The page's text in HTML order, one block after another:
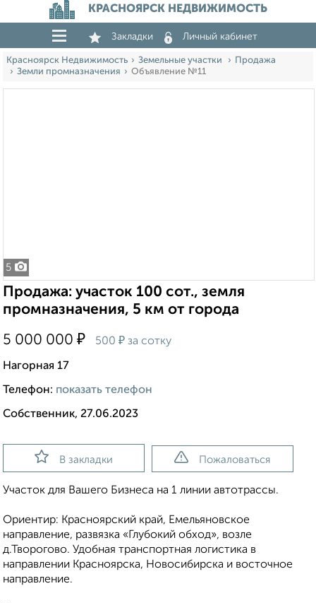
КРАСНОЯРСК НЕДВИЖИМОСТЬ
Закладки Личный кабинет
Красноярск Недвижимость Земельные участки
Продажа
Земли промназначения
Объявление №11
5
Продажа: участок 100 сот., земля
промназначения, 5 км от города
5 000 000 ₽ 500 ₽ за сотку
Нагорная 17
Телефон: показать телефон
Собственник, 27.06.2023
В закладки Пожаловаться
Участок для Вашего Бизнеса на 1 линии автотрассы.
Ориентир: Красноярский край, Емельяновское
направление, развязка «Глубокий обход», возле
д.Творогово. Удобная транспортная логистика в
направлении Красноярска, Новосибирска и восточное
направление.